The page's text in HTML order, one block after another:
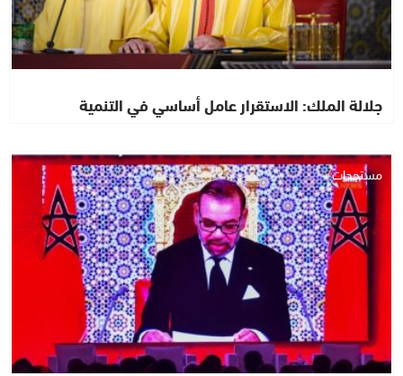
جلالة الملك: الاستقرار عامل أساسي في التنمية
مستجدات